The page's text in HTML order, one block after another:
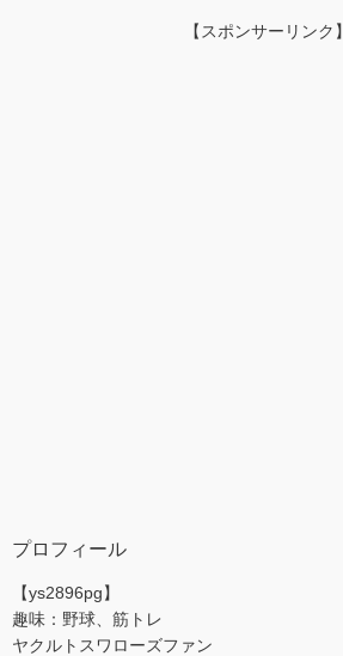
【スポンサーリンク】
プロフィール
【ys2896pg】
趣味：野球、筋トレ
ヤクルトスワローズファン